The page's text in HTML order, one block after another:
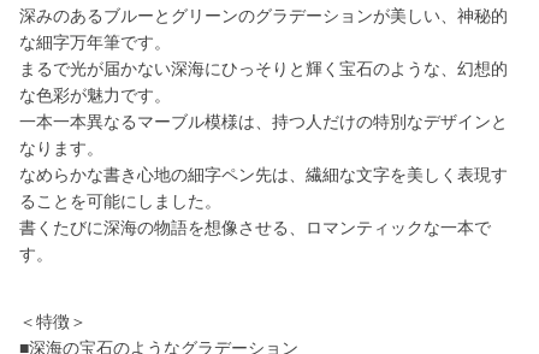
深みのあるブルーとグリーンのグラデーションが美しい、神秘的
な細字万年筆です。
まるで光が届かない深海にひっそりと輝く宝石のような、幻想的
な色彩が魅力です。
一本一本異なるマーブル模様は、持つ人だけの特別なデザインと
なります。
なめらかな書き心地の細字ペン先は、繊細な文字を美しく表現す
ることを可能にしました。
書くたびに深海の物語を想像させる、ロマンティックな一本で
す。
＜特徴＞
■深海の宝石のようなグラデーション